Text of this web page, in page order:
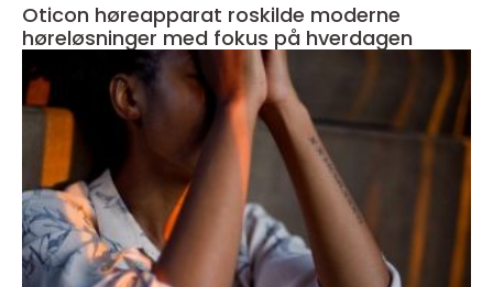
Oticon høreapparat roskilde moderne
høreløsninger med fokus på hverdagen